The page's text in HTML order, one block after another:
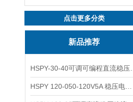
点击更多分类
新品推荐